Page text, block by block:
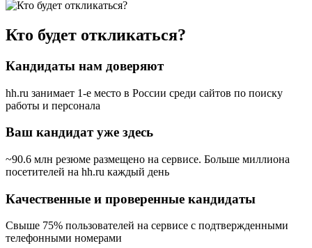
Кто будет откликаться?
Кандидаты нам доверяют
hh.ru занимает 1-е место в России среди сайтов по поиску
работы и персонала
Ваш кандидат уже здесь
~90.6 млн резюме размещено на сервисе. Больше миллиона
посетителей на hh.ru каждый день
Качественные и проверенные кандидаты
Свыше 75% пользователей на сервисе с подтвержденными
телефонными номерами